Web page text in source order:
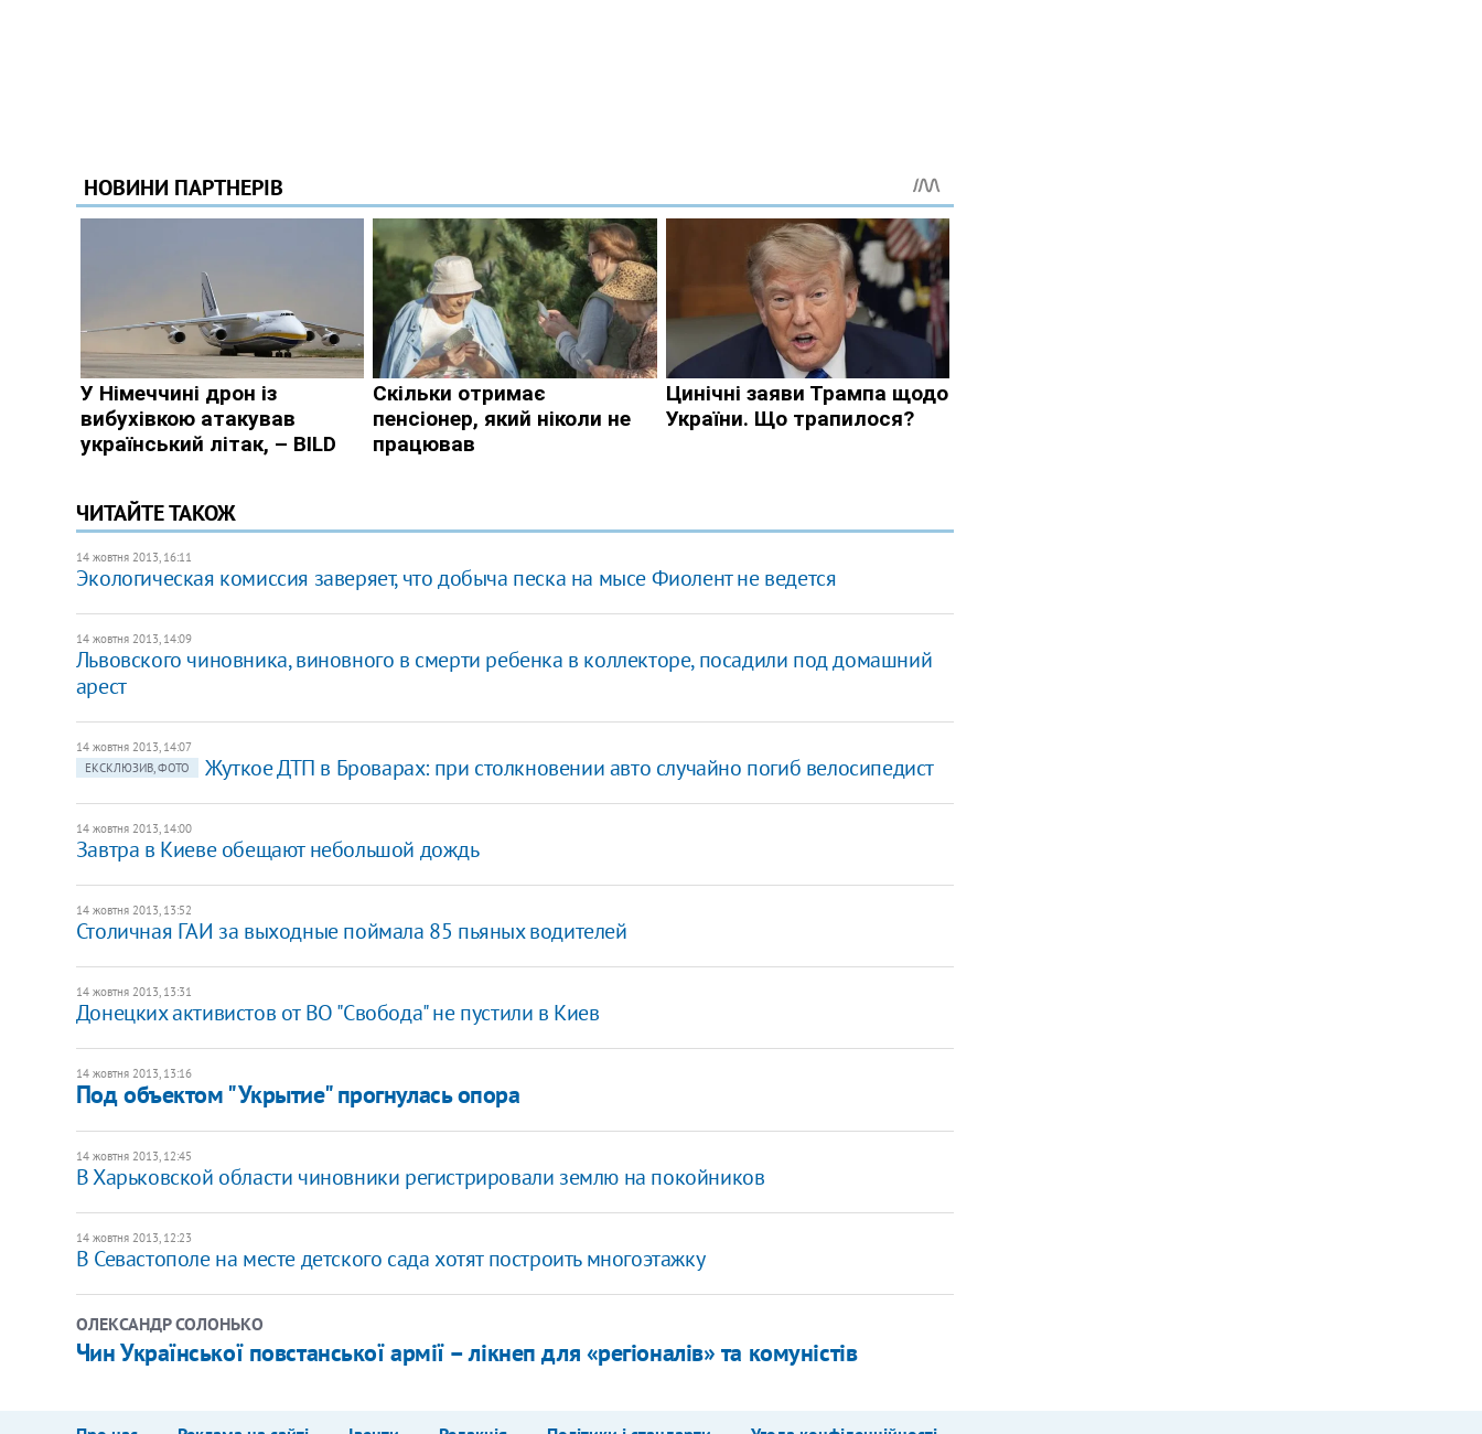
ЧИТАЙТЕ ТАКОЖ
14 жовтня 2013, 16:11
Экологическая комиссия заверяет, что добыча песка на мысе Фиолент не ведется
14 жовтня 2013, 14:09
Львовского чиновника, виновного в смерти ребенка в коллекторе, посадили под домашний
арест
14 жовтня 2013, 14:07
ЕКСКЛЮЗИВ, ФОТО
Жуткое ДТП в Броварах: при столкновении авто случайно погиб велосипедист
14 жовтня 2013, 14:00
Завтра в Киеве обещают небольшой дождь
14 жовтня 2013, 13:52
Столичная ГАИ за выходные поймала 85 пьяных водителей
14 жовтня 2013, 13:31
Донецких активистов от ВО "Свобода" не пустили в Киев
14 жовтня 2013, 13:16
Под объектом "Укрытие" прогнулась опора
14 жовтня 2013, 12:45
В Харьковской области чиновники регистрировали землю на покойников
14 жовтня 2013, 12:23
В Севастополе на месте детского сада хотят построить многоэтажку
ОЛЕКСАНДР СОЛОНЬКО
Чин Української повстанської армії – лікнеп для «регіоналів» та комуністів